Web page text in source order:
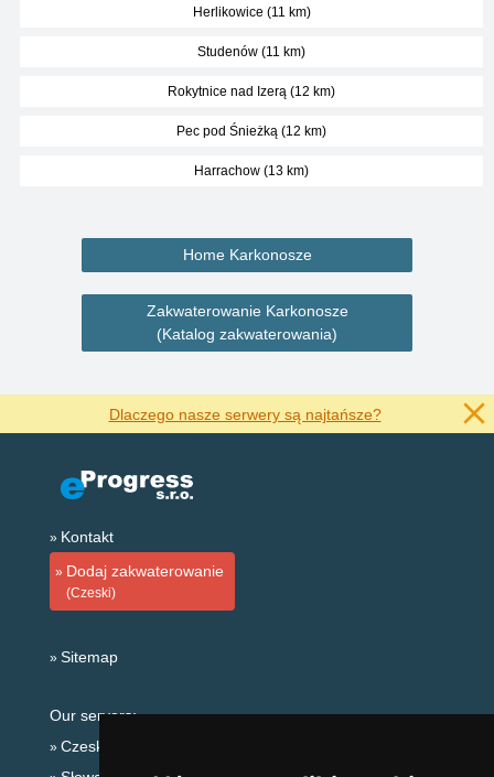
Herlikowice (11 km)
Studenów (11 km)
Rokytnice nad Izerą (12 km)
Pec pod Śnieżką (12 km)
Harrachow (13 km)
Home Karkonosze
Zakwaterowanie Karkonosze
(Katalog zakwaterowania)
Dlaczego nasze serwery są najtańsze?
Kontakt
Dodaj zakwaterowanie
(Czeski)
Sitemap
Our servers:
Czeskie Góry